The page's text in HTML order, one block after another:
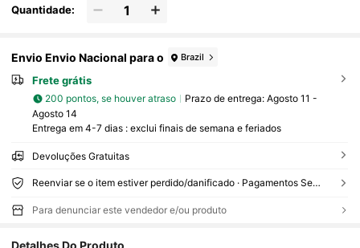
Quantidade:
Envio Envio Nacional para o Brazil
Frete grátis
200 pontos, se houver atraso Prazo de entrega: Agosto 11 -
Agosto 14
Entrega em 4-7 dias : exclui finais de semana e feriados
Devoluções Gratuitas
Reenviar se o item estiver perdido/danificado · Pagamentos Seguros · Proteção de privacidade
Para denunciar este vendedor e/ou produto
Detalhes Do Produto